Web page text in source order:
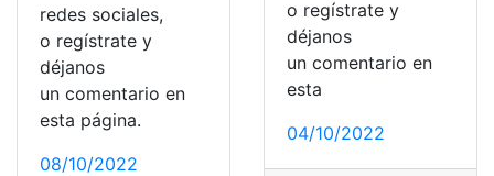
redes sociales,
o regístrate y
déjanos
un comentario en
esta página.
08/10/2022
o regístrate y
déjanos
un comentario en
esta
04/10/2022